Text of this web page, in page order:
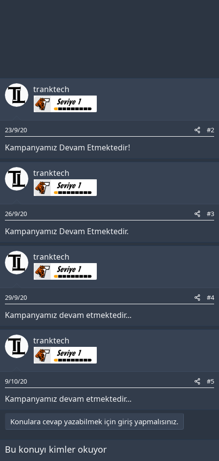
tranktech
23/9/20 #2
Kampanyamız Devam Etmektedir!
tranktech
26/9/20 #3
Kampanyamız Devam Etmektedir.
tranktech
29/9/20 #4
Kampanyamız devam etmektedir...
tranktech
9/10/20 #5
Kampanyamız devam etmektedir...
Konulara cevap yazabilmek için giriş yapmalısınız.
Bu konuyı kimler okuyor